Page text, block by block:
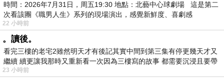
時間：2026年7月31日，周五19:30 地點：北藝中心球劇場 這是第二
次看該團《職男人生》系列的現場演出，感覺新鮮度、喜劇感
22 小時前
。讀後。
看完三樓的老宅2雖然明天才有後記其實中間到第三集有停更幾天才又
繼續 續更讓我那時又重新看一次因為三樓寫的故事 都需要沉浸且要帶
有
23 小時前